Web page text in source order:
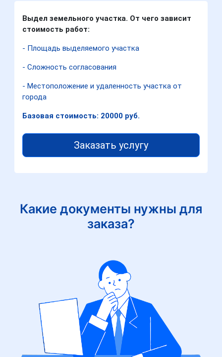
Выдел земельного участка. От чего зависит
стоимость работ:
- Площадь выделяемого участка
- Сложность согласования
- Местоположение и удаленность участка от
города
Базовая стоимость: 20000 руб.
Заказать услугу
Какие документы нужны для
заказа?